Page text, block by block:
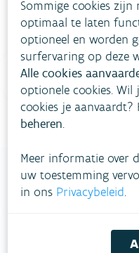
Bekijk het
Niet gevonden wat
contactformulier
Bel gratis 1700
Sommige cookies
optimaal te laten
optioneel en worden
surfervaring op deze
Alle cookies
optionele cookies. Wil
cookies je
beheren.
Meer informatie over
uw toestemming
in ons Privacybeleid.